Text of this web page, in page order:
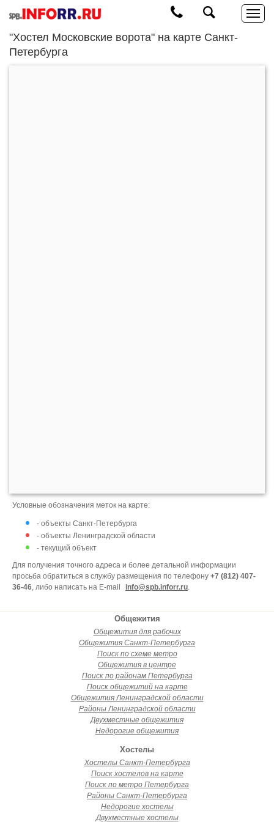
"Хостел Московские ворота" на карте Санкт-
Петербурга
Условные обозначения меток на карте:
- объекты Санкт-Петербурга
- объекты Ленинградской области
- текущий объект
Для получения точного адреса и более детальной информации
просьба обратиться в службу размещения по телефону +7 (812) 407-
36-46, либо написать на E-mail info@spb.inforr.ru.
Общежития
Общежития для рабочих
Общежития Санкт-Петербурга
Поиск по схеме метро
Общежития в центре
Поиск по районам Петербурга
Поиск общежитий на карте
Общежития Ленинградской области
Районы Ленинградской области
Двухместные общежития
Недорогие общежития
Хостелы
Хостелы Санкт-Петербурга
Поиск хостелов на карте
Поиск по метро Петербурга
Районы Санкт-Петербурга
Недорогие хостелы
Двухместные хостелы